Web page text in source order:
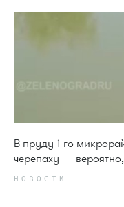
В пруду 1-го
черепаху —
НОВОСТИ